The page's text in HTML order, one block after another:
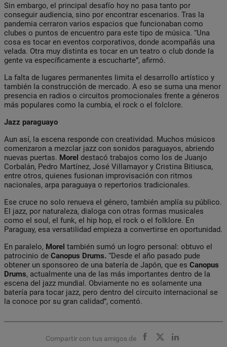
Sin embargo, el principal desafío hoy no pasa tanto por
conseguir audiencia, sino por encontrar escenarios. Tras la
pandemia cerraron varios espacios que funcionaban como
clubes o puntos de encuentro para este tipo de música. “Una
cosa es tocar en eventos corporativos, donde acompañás una
velada. Otra muy distinta es tocar en un teatro o club donde la
gente va específicamente a escucharte”, afirmó.
La falta de lugares permanentes limita el desarrollo artístico y
también la construcción de mercado. A eso se suma una menor
presencia en radios o circuitos promocionales frente a géneros
más populares como la cumbia, el rock o el folclore.
Jazz paraguayo
Aun así, la escena responde con creatividad. Muchos músicos
comenzaron a mezclar jazz con sonidos paraguayos, abriendo
nuevas puertas. Morel destacó trabajos como los de Juanjo
Corbalán, Pedro Martínez, José Villamayor y Cristina Bitiusca,
entre otros, quienes fusionan improvisación con ritmos
nacionales, arpa paraguaya o repertorios tradicionales.
Ese cruce no solo renueva el género, también amplía su público.
El jazz, por naturaleza, dialoga con otras formas musicales
como el soul, el funk, el hip hop, el rock o el folklore. En
Paraguay, esa versatilidad empieza a convertirse en oportunidad.
En paralelo, Morel también sumó un logro personal: obtuvo el
patrocinio de Canopus Drums. “Desde el año pasado pude
obtener un sponsoreo de una batería de Japón, que es Canopus
Drums, actualmente una de las más importantes dentro de la
escena del jazz mundial. Obviamente no es solamente una
batería para tocar jazz, pero dentro del circuito internacional se
la conoce por su gran calidad”, comentó.
Compartir con tus amigos de